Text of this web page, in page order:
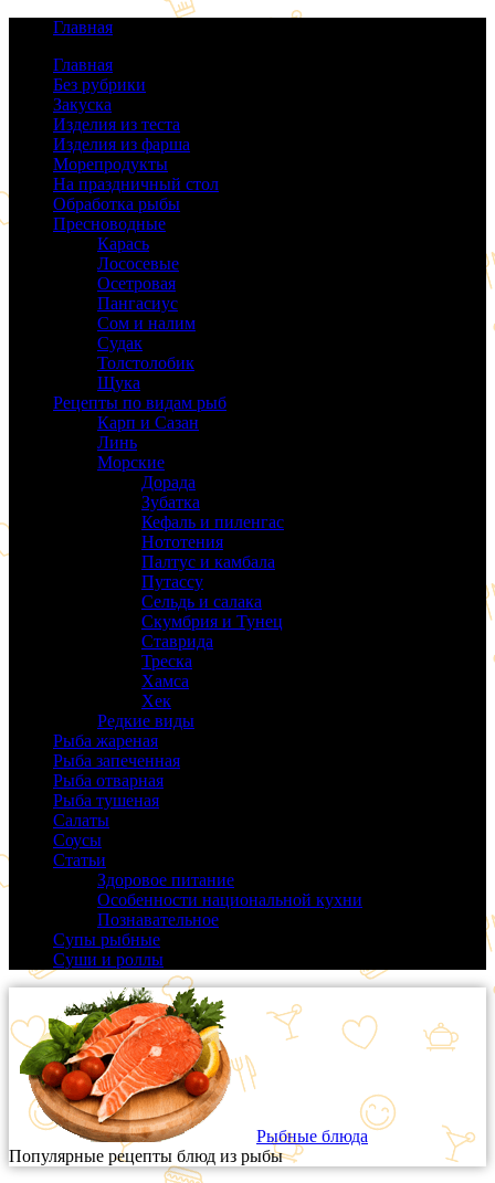
Главная
Главная
Без рубрики
Закуска
Изделия из теста
Изделия из фарша
Морепродукты
На праздничный стол
Обработка рыбы
Пресноводные
Карась
Лососевые
Осетровая
Пангасиус
Сом и налим
Судак
Толстолобик
Щука
Рецепты по видам рыб
Карп и Сазан
Линь
Морские
Дорада
Зубатка
Кефаль и пиленгас
Нототения
Палтус и камбала
Путассу
Сельдь и салака
Скумбрия и Тунец
Ставрида
Треска
Хамса
Хек
Редкие виды
Рыба жареная
Рыба запеченная
Рыба отварная
Рыба тушеная
Салаты
Соусы
Статьи
Здоровое питание
Особенности национальной кухни
Познавательное
Супы рыбные
Суши и роллы
Рыбные блюда
Популярные рецепты блюд из рыбы